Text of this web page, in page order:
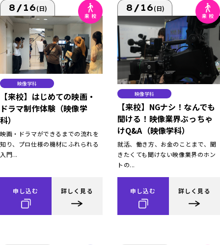
8/16(日)
映像学科
【来校】はじめての映画・
ドラマ制作体験（映像学
科）
映画・ドラマができるまでの流れを
知り、プロ仕様の機材にふれられる
入門...
申し込む 詳しく見る
8/16(日)
映像学科
【来校】NGナシ！なんでも
聞ける！映像業界ぶっちゃ
けQ&A（映像学科）
就活、働き方、お金のことまで、聞
きたくても聞けない映像業界のホン
トの...
申し込む 詳しく見る